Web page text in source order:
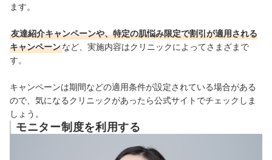
ます。
友達紹介キャンペーンや、特定の肌悩み限定で割引が適用される
キャンペーンなど、実施内容はクリニックによってさまざまで
す。
キャンペーンは期間などの適用条件が設定されている場合がある
ので、気になるクリニックがあったら公式サイトでチェックしま
しょう。
モニター制度を利用する